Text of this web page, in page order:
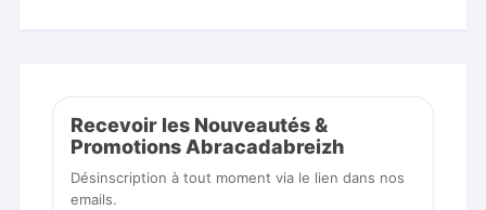
Recevoir les Nouveautés &
Promotions Abracadabreizh
Désinscription à tout moment via le lien dans nos
emails.